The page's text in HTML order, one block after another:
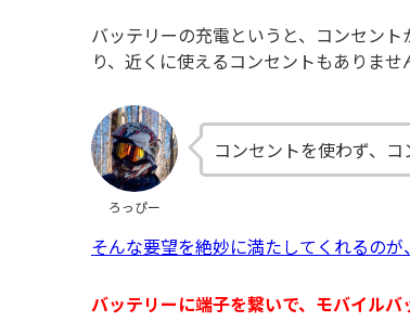
バッテリーの充電というと、コンセン
り、近くに使えるコンセントもありませ
ろっぴー
コンセントを使わず、
そんな要望を絶妙に満たしてくれるの
バッテリーに端子を繋いで、モバイル